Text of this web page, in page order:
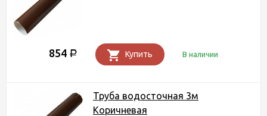
854 Р Купить В наличии
Труба водосточная 3м
Коричневая